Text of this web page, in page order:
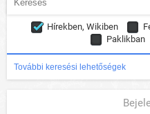
Hírekben, Wikiben
Paklikban
További keresési lehetőségek